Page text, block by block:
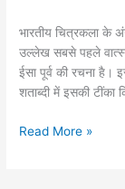
भारतीय चित्रकला के
उल्लेख सबसे पहले
ईसा पूर्व की रचना है।
शताब्दी में इसकी टींका
Read More »